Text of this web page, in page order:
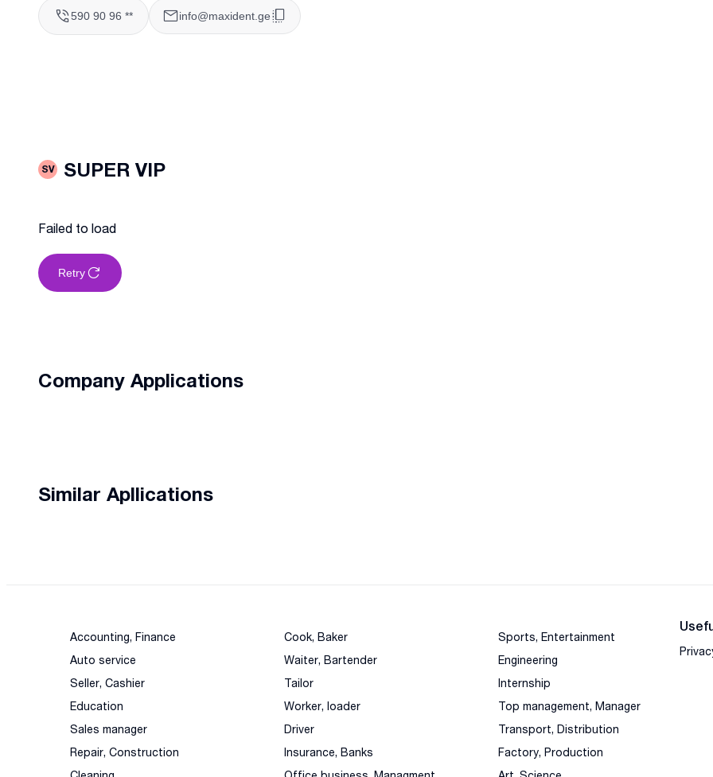
590 90 96 ** info@maxident.ge
SV SUPER VIP
Failed to load
Retry
Company Applications
Similar Apllications
Accounting, Finance
Auto service
Seller, Cashier
Education
Sales manager
Repair, Construction
Cook, Baker
Waiter, Bartender
Tailor
Worker, loader
Driver
Insurance, Banks
Sports, Entertainment
Engineering
Internship
Top management, Manager
Transport, Distribution
Factory, Production